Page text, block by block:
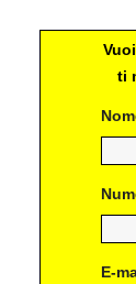
ti
E-